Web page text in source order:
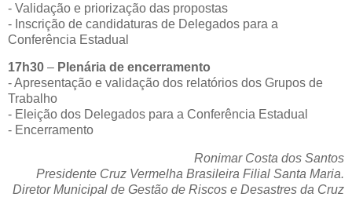
- Validação e priorização das propostas
- Inscrição de candidaturas de Delegados para a
Conferência Estadual
17h30 – Plenária de encerramento
- Apresentação e validação dos relatórios dos Grupos de
Trabalho
- Eleição dos Delegados para a Conferência Estadual
- Encerramento
Ronimar Costa dos Santos
Presidente Cruz Vermelha Brasileira Filial Santa Maria.
Diretor Municipal de Gestão de Riscos e Desastres da Cruz